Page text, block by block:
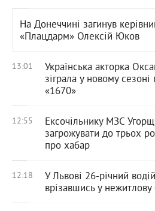
На Донеччині загинув
«Плацдарм» Олексій Юков
13:01
Українська акторка
зіграла у новому сезоні
«1670»
12:55
Ексочільнику МЗС
загрожувати до трьох
про хабар
12:18
У Львові 26-річний
врізавшись у нежитлову